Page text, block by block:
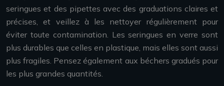
seringues et des pipettes avec des graduations claires et
précises, et veillez à les nettoyer régulièrement pour
éviter toute contamination. Les seringues en verre sont
plus durables que celles en plastique, mais elles sont aussi
plus fragiles. Pensez également aux béchers gradués pour
les plus grandes quantités.